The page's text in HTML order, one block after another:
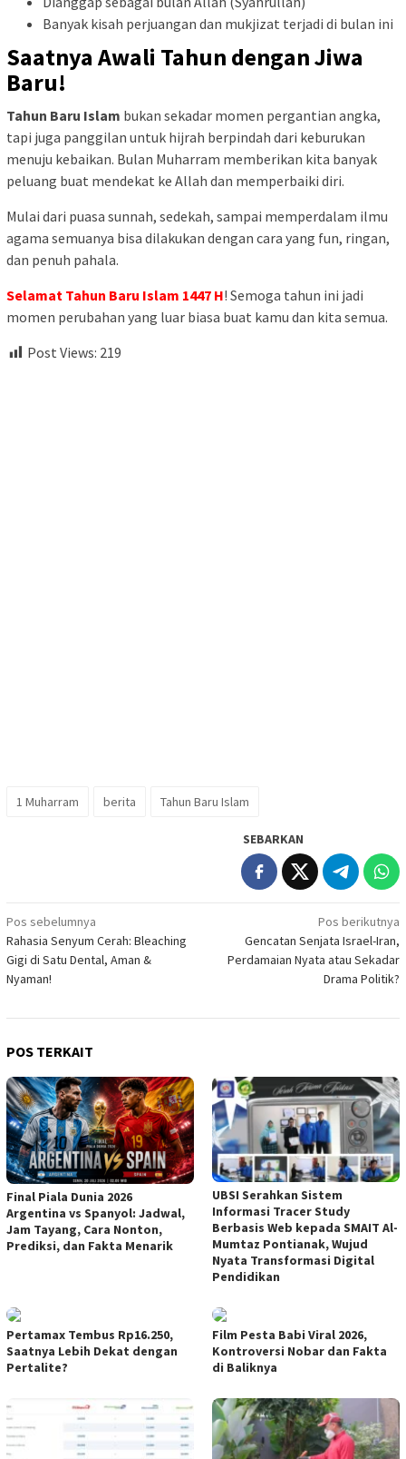
Banyak kisah perjuangan dan mukjizat terjadi di bulan ini
Saatnya Awali Tahun dengan Jiwa
Baru!
Tahun Baru Islam bukan sekadar momen pergantian angka,
tapi juga panggilan untuk hijrah berpindah dari keburukan
menuju kebaikan. Bulan Muharram memberikan kita banyak
peluang buat mendekat ke Allah dan memperbaiki diri.
Mulai dari puasa sunnah, sedekah, sampai memperdalam ilmu
agama semuanya bisa dilakukan dengan cara yang fun, ringan,
dan penuh pahala.
Selamat Tahun Baru Islam 1447 H! Semoga tahun ini jadi
momen perubahan yang luar biasa buat kamu dan kita semua.
Post Views: 219
1 Muharram berita Tahun Baru Islam
SEBARKAN
Navigasi
pos
Pos sebelumnya
Rahasia Senyum Cerah: Bleaching
Gigi di Satu Dental, Aman &
Nyaman!
Pos berikutnya
Gencatan Senjata Israel-Iran,
Perdamaian Nyata atau Sekadar
Drama Politik?
POS TERKAIT
Final Piala Dunia 2026
Argentina vs Spanyol: Jadwal,
Jam Tayang, Cara Nonton,
Prediksi, dan Fakta Menarik
UBSI Serahkan Sistem
Informasi Tracer Study
Berbasis Web kepada SMAIT Al-
Mumtaz Pontianak, Wujud
Nyata Transformasi Digital
Pendidikan
Pertamax Tembus Rp16.250,
Saatnya Lebih Dekat dengan
Pertalite?
Film Pesta Babi Viral 2026,
Kontroversi Nobar dan Fakta
di Baliknya